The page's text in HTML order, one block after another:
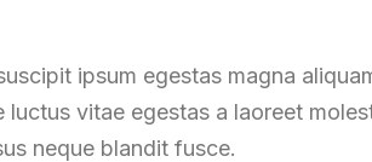
ipsum egestas magna
vitae egestas a laoreet
neque blandit fusce.